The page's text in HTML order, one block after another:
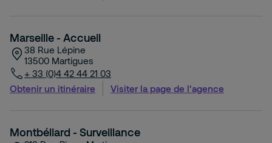
Marseille - Accueil
38 Rue Lépine
13500 Martigues
+ 33 (0)4 42 44 21 03
Obtenir un itinéraire
Visiter la page de l'agence
Montbéliard - Surveillance